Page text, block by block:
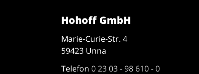
Hohoff GmbH
Marie-Curie-Str. 4
59423 Unna
Telefon 0 23 03 - 98 610 - 0